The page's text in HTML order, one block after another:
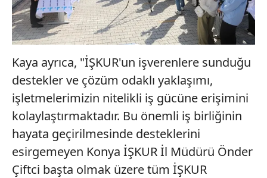
Kaya ayrıca, "İŞKUR'un işverenlere sunduğu
destekler ve çözüm odaklı yaklaşımı,
işletmelerimizin nitelikli iş gücüne erişimini
kolaylaştırmaktadır. Bu önemli iş birliğinin
hayata geçirilmesinde desteklerini
esirgemeyen Konya İŞKUR İl Müdürü Önder
Çiftci başta olmak üzere tüm İŞKUR